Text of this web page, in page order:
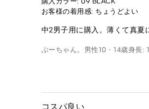
お客様の着用感: ちょうどよい
中2男子用に購入。薄くて真夏
ぶーちゃん。 男性10 - 14歳身長:
コスパ良い